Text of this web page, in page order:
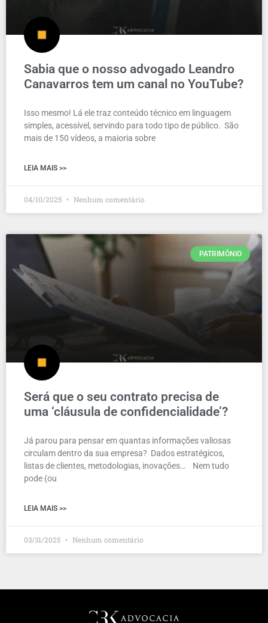
Sabia que o nosso advogado Leandro
Canavarros tem um canal no YouTube?
Isso mesmo! Lá ele traz conteúdo técnico em linguagem
simples, acessível, servindo para todo tipo de público. São
mais de 150 vídeos, a maioria sobre
LEIA MAIS >>
04/10/2025 Nenhum comentário
PATRIMÔNIO
Será que o seu contrato precisa de
uma ‘cláusula de confidencialidade’?
Já parou para pensar em quantas informações valiosas
circulam dentro da sua empresa? Dados estratégicos,
listas de clientes, metodologias, inovações… Nem tudo
pode (ou
LEIA MAIS >>
03/31/2025 Nenhum comentário